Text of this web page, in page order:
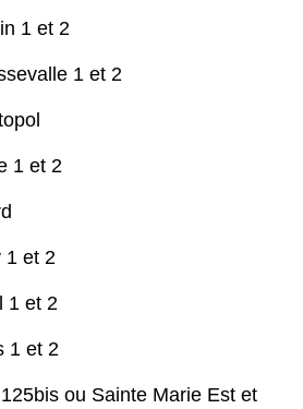
1 et 2
1 et 2
1 et 2
1 et 2
1 et 2
1 et 2
ou Sainte Marie Est et